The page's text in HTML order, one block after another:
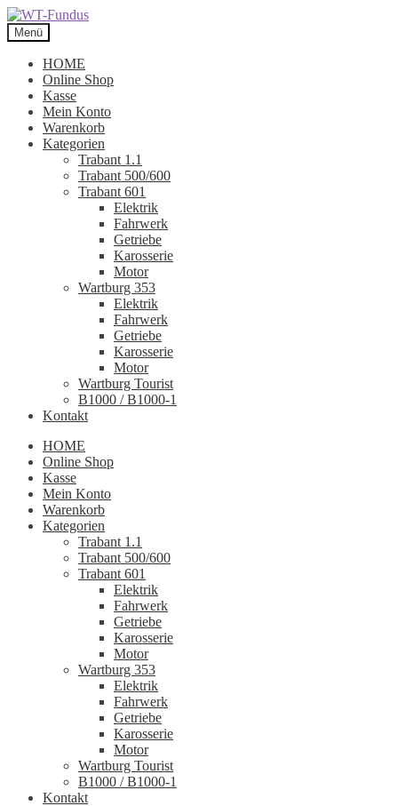
Zur
Navigation
springen
Zum
Inhalt
springen
Menü
HOME
Online Shop
Kasse
Mein Konto
Warenkorb
Kategorien
Trabant 1.1
Trabant 500/600
Trabant 601
Elektrik
Fahrwerk
Getriebe
Karosserie
Motor
Wartburg 353
Elektrik
Fahrwerk
Getriebe
Karosserie
Motor
Wartburg Tourist
B1000 / B1000-1
Kontakt
HOME
Online Shop
Kasse
Mein Konto
Warenkorb
Kategorien
Trabant 1.1
Trabant 500/600
Trabant 601
Elektrik
Fahrwerk
Getriebe
Karosserie
Motor
Wartburg 353
Elektrik
Fahrwerk
Getriebe
Karosserie
Motor
Wartburg Tourist
B1000 / B1000-1
Kontakt